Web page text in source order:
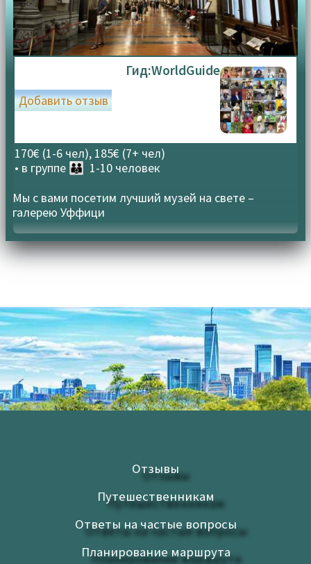
Сохранить моё имя, email и адрес сайта в этом
браузере для последующих моих комментариев.
Я прочитал и согласен с Условиями использования и
Политикой конфиденциальности.Политика
конфиденциальности
Гид:WorldGuide
170€ (1-6 чел), 185€ (7+ чел)
• в группе 👪 1-10 человек
Добавить отзыв
Мы с вами посетим лучший музей на свете –
галерею Уффици
Отзывы
Путешественникам
Ответы на частые вопросы
Планирование маршрута